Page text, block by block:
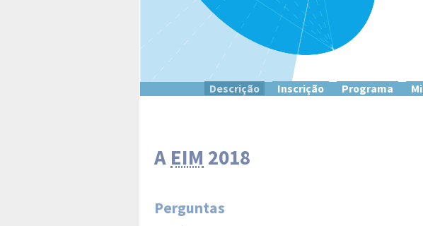
Descrição Inscrição Programa
A EIM 2018
Perguntas